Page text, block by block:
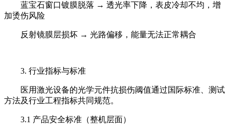
蓝宝石窗口镀膜脱落 → 透光率下降，表皮冷却不均，增
加烫伤风险
反射镜膜层损坏 → 光路偏移，能量无法正常耦合
3. 行业指标与标准
医用激光设备的光学元件抗损伤阈值通过国际标准、测试
方法及行业工程指标共同规范。
3.1 产品安全标准（整机层面）